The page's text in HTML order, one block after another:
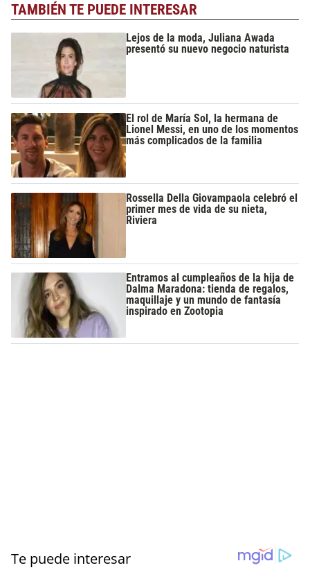
TAMBIÉN TE PUEDE INTERESAR
Lejos de la moda, Juliana Awada
presentó su nuevo negocio naturista
El rol de María Sol, la hermana de
Lionel Messi, en uno de los momentos
más complicados de la familia
Rossella Della Giovampaola celebró el
primer mes de vida de su nieta,
Riviera
Entramos al cumpleaños de la hija de
Dalma Maradona: tienda de regalos,
maquillaje y un mundo de fantasía
inspirado en Zootopia